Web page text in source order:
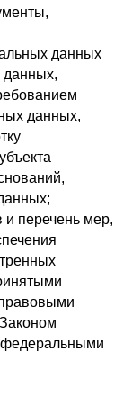
данных
данных,
данных,
и перечень мер,
федеральными